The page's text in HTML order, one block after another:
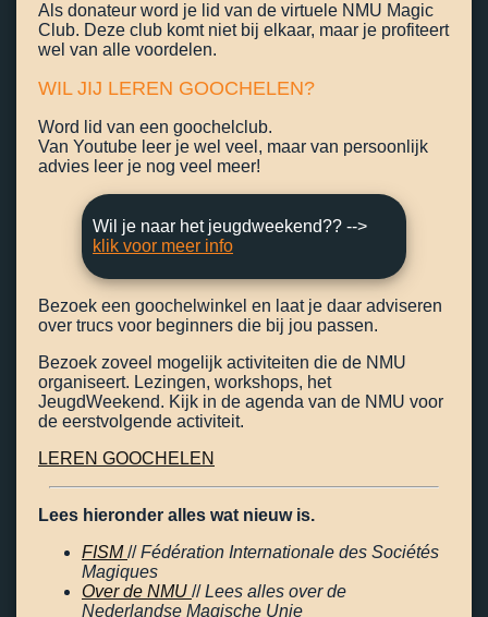
Als donateur word je lid van de virtuele NMU Magic
Club. Deze club komt niet bij elkaar, maar je profiteert
wel van alle voordelen.
WIL JIJ LEREN GOOCHELEN?
Word lid van een goochelclub.
Van Youtube leer je wel veel, maar van persoonlijk
advies leer je nog veel meer!
Wil je naar het jeugdweekend?? -->
klik voor meer info
Bezoek een goochelwinkel en laat je daar adviseren
over trucs voor beginners die bij jou passen.
Bezoek zoveel mogelijk activiteiten die de NMU
organiseert. Lezingen, workshops, het
JeugdWeekend. Kijk in de agenda van de NMU voor
de eerstvolgende activiteit.
LEREN GOOCHELEN
Lees hieronder alles wat nieuw is.
FISM//Fédération Internationale des Sociétés
Magiques
Over de NMU //Lees alles over de
Nederlandse Magische Unie